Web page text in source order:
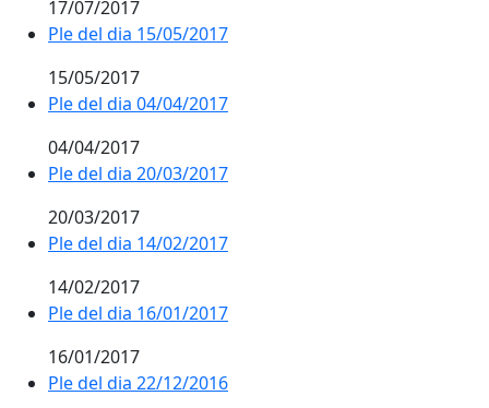
17/07/2017
Ple del dia 15/05/2017
15/05/2017
Ple del dia 04/04/2017
04/04/2017
Ple del dia 20/03/2017
20/03/2017
Ple del dia 14/02/2017
14/02/2017
Ple del dia 16/01/2017
16/01/2017
Ple del dia 22/12/2016